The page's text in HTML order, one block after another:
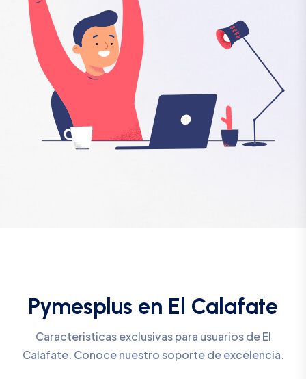
Pymesplus en El Calafate
Caracteristicas exclusivas para usuarios de El
Calafate. Conoce nuestro soporte de excelencia.